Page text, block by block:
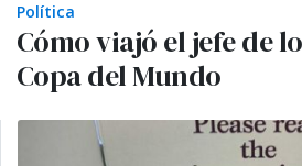
Política
Cómo viajó el jefe de
Copa del Mundo